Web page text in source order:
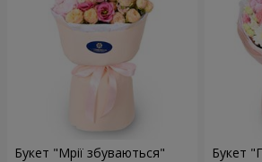
Букет "Мрії збуваються" Букет